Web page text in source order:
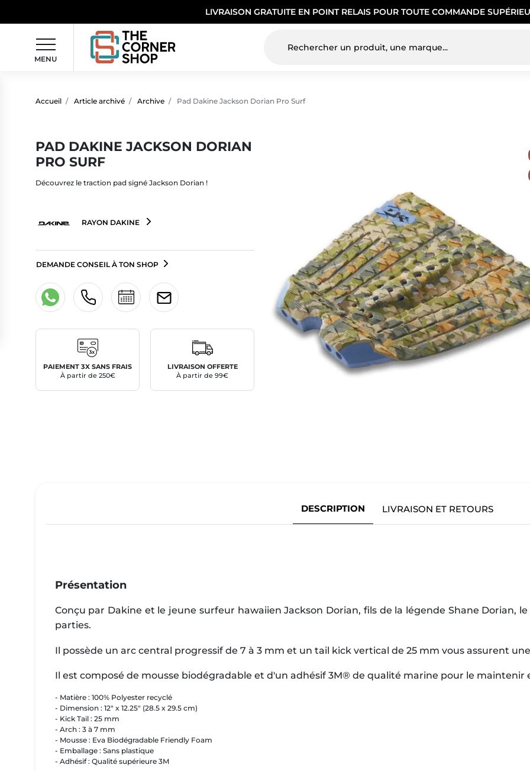
LIVRAISON GRATUITE EN POINT RELAIS POUR TOUTE COMMANDE
MENU
Accueil Article archivé Archive Pad Dakine Jackson Dorian Pro Surf
PAD DAKINE JACKSON DORIAN
PRO SURF
Découvrez le traction pad signé Jackson Dorian !
RAYON DAKINE
DEMANDE CONSEIL À TON SHOP
PAIEMENT 3X SANS FRAIS
À partir de 250€
LIVRAISON OFFERTE
À partir de 99€
DESCRIPTION LIVRAISON ET RETOURS
Présentation
Conçu par Dakine et le jeune surfeur hawaiien Jackson Dorian, fils de la légende Shane Dorian,
parties.
Il possède un arc central progressif de 7 à 3 mm et un tail kick vertical de 25 mm vous assurent
Il est composé de mousse biodégradable et d'un adhésif 3M® de qualité marine pour le maintenir
- Matière : 100% Polyester recyclé
- Dimension : 12" x 12.25" (28.5 x 29.5 cm)
- Kick Tail : 25 mm
- Arch : 3 à 7 mm
- Mousse : Eva Biodégradable Friendly Foam
- Emballage : Sans plastique
- Adhésif : Qualité supérieure 3M